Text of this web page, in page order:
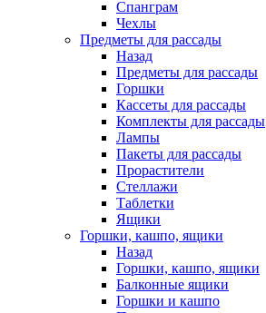
Спанграм
Чехлы
Предметы для рассады
Назад
Предметы для рассады
Горшки
Кассеты для рассады
Комплекты для рассады
Лампы
Пакеты для рассады
Прорастители
Стеллажи
Таблетки
Ящики
Горшки, кашпо, ящики
Назад
Горшки, кашпо, ящики
Балконные ящики
Горшки и кашпо